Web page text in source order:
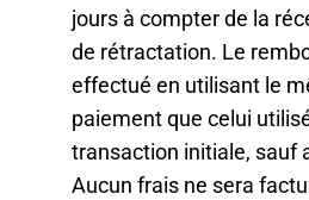
jours à compter de la
de rétractation. Le
effectué en utilisant le
paiement que celui
transaction initiale, sauf
Aucun frais ne sera